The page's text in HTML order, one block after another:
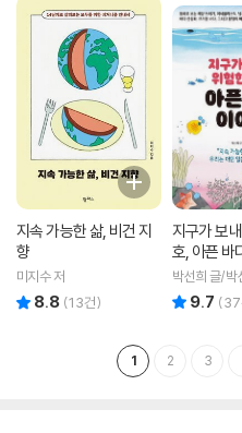
지속 가능한 삶, 비건 지
향
미지수 저
8.8 (13건)
지구가 보
호, 아픈 바
박선희 글/박
9.7 (37
1 2 3